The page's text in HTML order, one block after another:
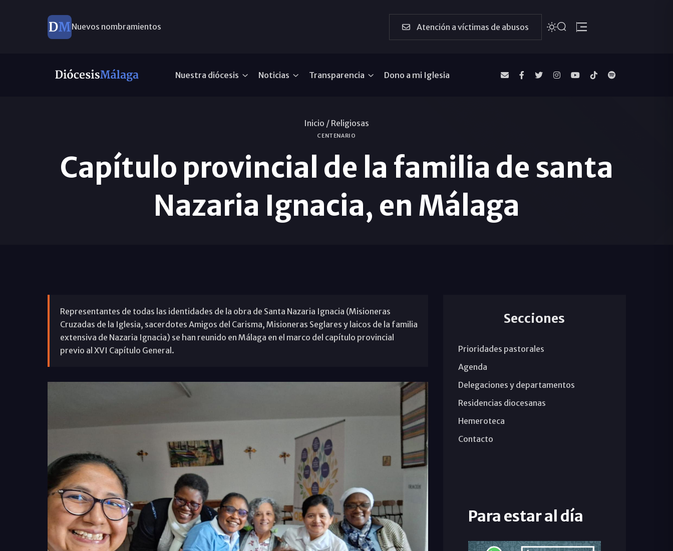
Nuevos nombramientos Atención a víctimas de abusos
Nuestra diócesis Noticias Transparencia Dono a mi Iglesia
Inicio / Religiosas
CENTENARIO
Capítulo provincial de la familia de santa
Nazaria Ignacia, en Málaga
Representantes de todas las identidades de la obra de Santa Nazaria Ignacia (Misioneras
Cruzadas de la Iglesia, sacerdotes Amigos del Carisma, Misioneras Seglares y laicos de la familia
extensiva de Nazaria Ignacia) se han reunido en Málaga en el marco del capítulo provincial
previo al XVI Capítulo General.
Secciones
Prioridades pastorales
Agenda
Delegaciones y departamentos
Residencias diocesanas
Hemeroteca
Contacto
Para estar al día